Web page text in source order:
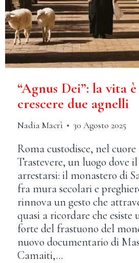
“Agnus Dei”: la vita
crescere due agnelli
Nadia Macrì 30 Agosto 2025
Roma custodisce, nel
Trastevere, un luogo dove
arrestarsi: il monastero di
fra mura secolari e
rinnova un gesto che
quasi a ricordare che esiste
forte del frastuono del
nuovo documentario di
Camaiti,…